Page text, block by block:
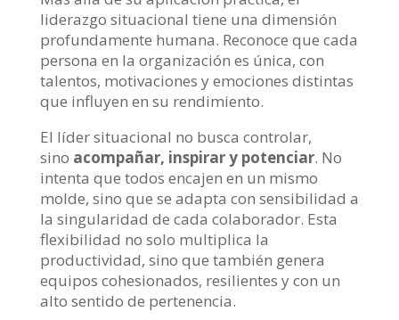
liderazgo situacional tiene una dimensión
profundamente humana. Reconoce que cada
persona en la organización es única, con
talentos, motivaciones y emociones distintas
que influyen en su rendimiento.
El líder situacional no busca controlar,
sino acompañar, inspirar y potenciar. No
intenta que todos encajen en un mismo
molde, sino que se adapta con sensibilidad a
la singularidad de cada colaborador. Esta
flexibilidad no solo multiplica la
productividad, sino que también genera
equipos cohesionados, resilientes y con un
alto sentido de pertenencia.